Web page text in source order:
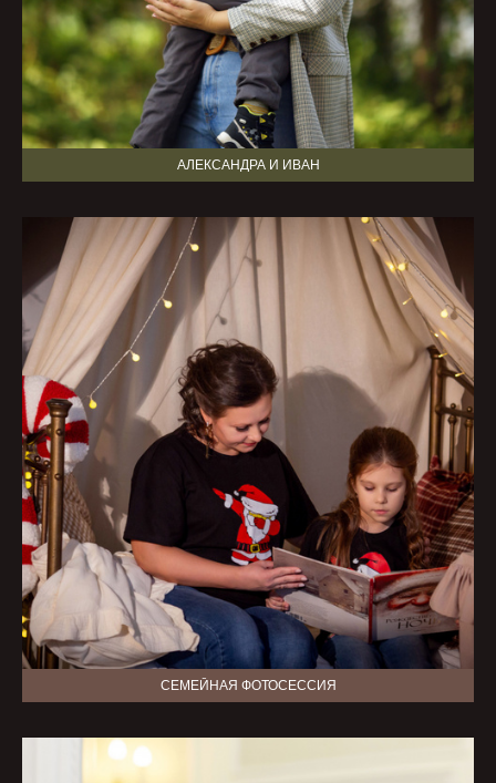
АЛЕКСАНДРА И ИВАН
СЕМЕЙНАЯ ФОТОСЕССИЯ